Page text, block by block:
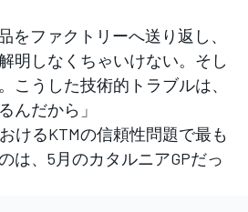
をファクトリーへ送り返し、
明しなくちゃいけない。そし
こうした技術的トラブルは、
んだから」
けるKTMの信頼性問題で最も
は、5月のカタルニアGPだっ